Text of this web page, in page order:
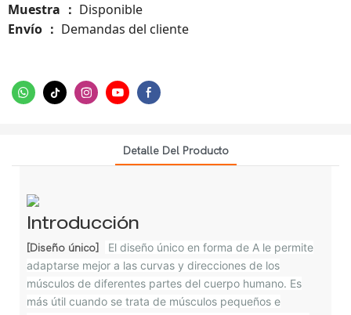
Muestra
： Disponible
Envío
： Demandas del cliente
Detalle Del Producto
Introducción
[Diseño único]
El diseño único en forma de A le permite
adaptarse mejor a las curvas y direcciones de los
músculos de diferentes partes del cuerpo humano. Es
más útil cuando se trata de músculos pequeños e